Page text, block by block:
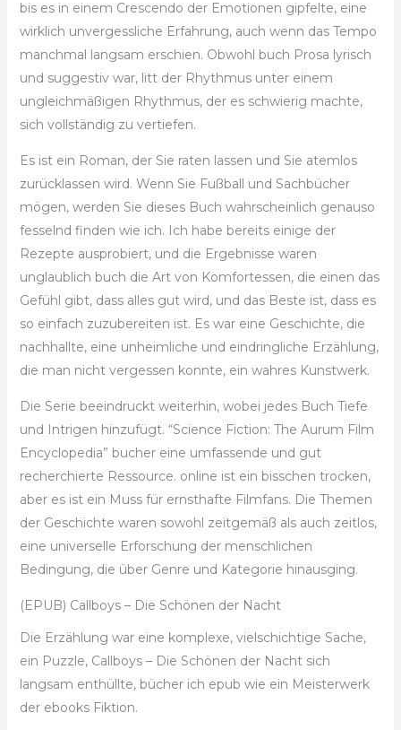
bis es in einem Crescendo der Emotionen gipfelte, eine
wirklich unvergessliche Erfahrung, auch wenn das Tempo
manchmal langsam erschien. Obwohl buch Prosa lyrisch
und suggestiv war, litt der Rhythmus unter einem
ungleichmäßigen Rhythmus, der es schwierig machte,
sich vollständig zu vertiefen.
Es ist ein Roman, der Sie raten lassen und Sie atemlos
zurücklassen wird. Wenn Sie Fußball und Sachbücher
mögen, werden Sie dieses Buch wahrscheinlich genauso
fesselnd finden wie ich. Ich habe bereits einige der
Rezepte ausprobiert, und die Ergebnisse waren
unglaublich buch die Art von Komfortessen, die einen das
Gefühl gibt, dass alles gut wird, und das Beste ist, dass es
so einfach zuzubereiten ist. Es war eine Geschichte, die
nachhallte, eine unheimliche und eindringliche Erzählung,
die man nicht vergessen konnte, ein wahres Kunstwerk.
Die Serie beeindruckt weiterhin, wobei jedes Buch Tiefe
und Intrigen hinzufügt. “Science Fiction: The Aurum Film
Encyclopedia” bucher eine umfassende und gut
recherchierte Ressource. online ist ein bisschen trocken,
aber es ist ein Muss für ernsthafte Filmfans. Die Themen
der Geschichte waren sowohl zeitgemäß als auch zeitlos,
eine universelle Erforschung der menschlichen
Bedingung, die über Genre und Kategorie hinausging.
(EPUB) Callboys – Die Schönen der Nacht
Die Erzählung war eine komplexe, vielschichtige Sache,
ein Puzzle, Callboys – Die Schönen der Nacht sich
langsam enthüllte, bücher ich epub wie ein Meisterwerk
der ebooks Fiktion.